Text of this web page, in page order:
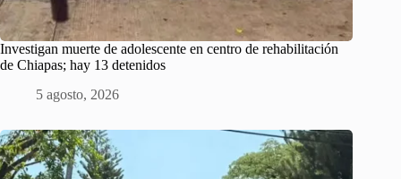
Investigan muerte de adolescente en centro de rehabilitación
de Chiapas; hay 13 detenidos
5 agosto, 2026